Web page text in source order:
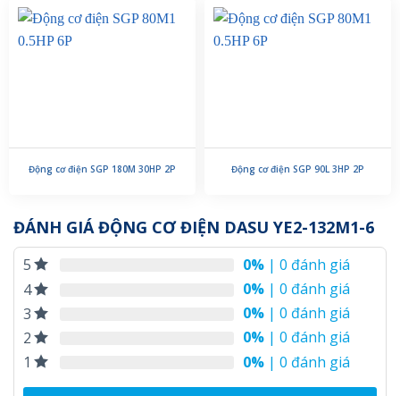
Động cơ điện SGP 180M 30HP 2P Động cơ điện SGP 90L 3HP 2P
ĐÁNH GIÁ ĐỘNG CƠ ĐIỆN DASU YE2-132M1-6
5 0% | 0 đánh giá
4
0% | 0 đánh giá
3
0% | 0 đánh giá
2
0% | 0 đánh giá
1
0% | 0 đánh giá